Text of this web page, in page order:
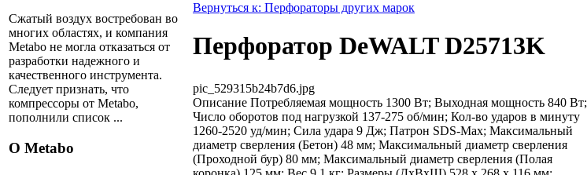
Сжатый воздух востребован во
многих областях, и компания
Metabo не могла отказаться от
разработки надежного и
качественного инструмента.
Следует признать, что
компрессоры от Metabо,
пополнили список ...
О Metabo
Вернуться к: Перфораторы других марок
Перфоратор DeWALT D25713K
pic_529315b24b7d6.jpg
Описание Потребляемая мощность 1300 Вт; Выходная мощность 840 Вт;
Число оборотов под нагрузкой 137-275 об/мин; Кол-во ударов в минуту
1260-2520 уд/мин; Сила удара 9 Дж; Патрон SDS-Max; Максимальный
диаметр сверления (Бетон) 48 мм; Максимальный диаметр сверления
(Проходной бур) 80 мм; Максимальный диаметр сверления (Полая